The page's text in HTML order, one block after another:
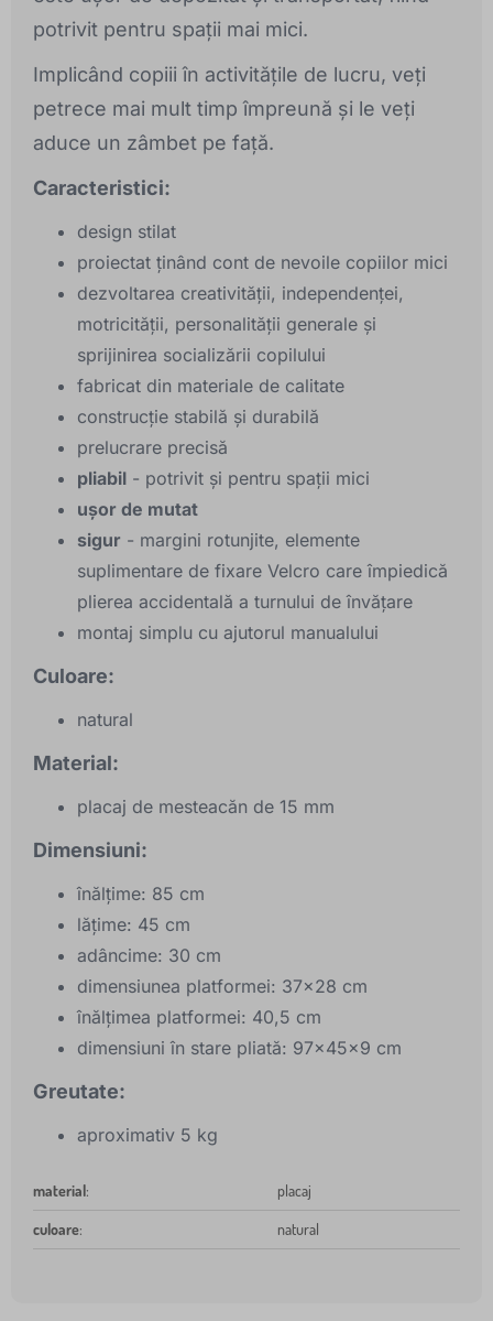
potrivit pentru spații mai mici.
Implicând copiii în activitățile de lucru, veți
petrece mai mult timp împreună și le veți
aduce un zâmbet pe față.
Caracteristici:
design stilat
proiectat ținând cont de nevoile copiilor mici
dezvoltarea creativității, independenței,
motricității, personalității generale și
sprijinirea socializării copilului
fabricat din materiale de calitate
construcție stabilă și durabilă
prelucrare precisă
pliabil - potrivit și pentru spații mici
ușor de mutat
sigur - margini rotunjite, elemente
suplimentare de fixare Velcro care împiedică
plierea accidentală a turnului de învățare
montaj simplu cu ajutorul manualului
Culoare:
natural
Material:
placaj de mesteacăn de 15 mm
Dimensiuni:
înălțime: 85 cm
lățime: 45 cm
adâncime: 30 cm
dimensiunea platformei: 37x28 cm
înălțimea platformei: 40,5 cm
dimensiuni în stare pliată: 97x45x9 cm
Greutate:
aproximativ 5 kg
material: placaj
culoare: natural